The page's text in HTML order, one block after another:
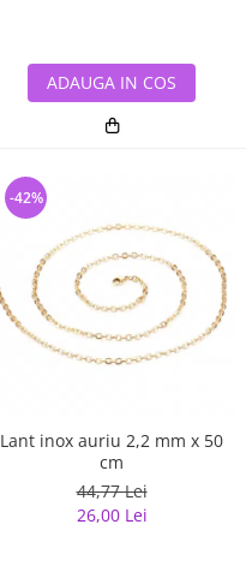
ADAUGA IN COS
Lant inox auriu 2,2 mm x 50
cm
44,77 Lei
26,00 Lei
-42%